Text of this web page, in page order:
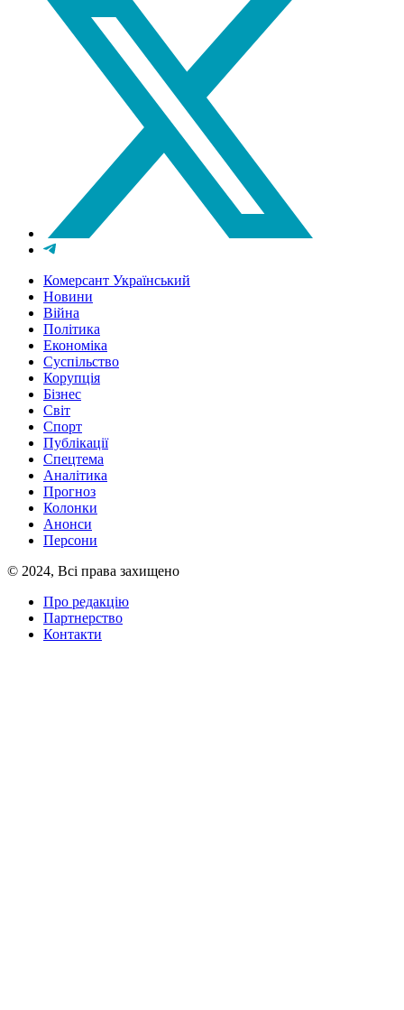
Комерсант Український
Новини
Війна
Політика
Економіка
Суспільство
Корупція
Бізнес
Світ
Спорт
Публікації
Спецтема
Аналітика
Прогноз
Колонки
Анонси
Персони
© 2024, Всі права захищено
Про редакцію
Партнерство
Контакти